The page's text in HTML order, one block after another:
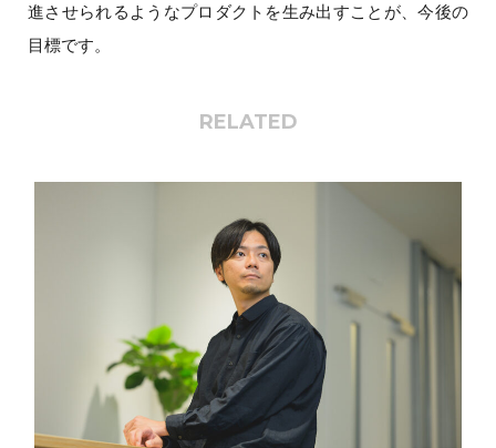
進させられるようなプロダクトを生み出すことが、今後の
目標です。
RELATED